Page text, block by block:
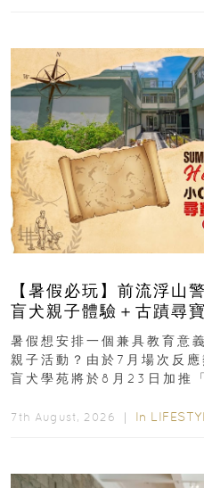
【暑假必玩】前流浮山
盲犬親子體驗＋古蹟
組免費名額
暑假想安排一個兼具教育意
親子活動？由於7月場次反
盲犬學苑將於8月23日加推
7th August, 2026 ｜ In